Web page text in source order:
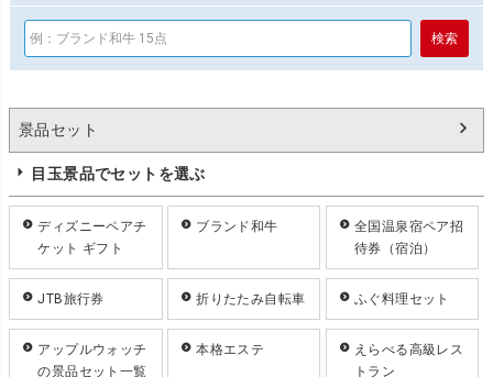
景品セット
目玉景品でセットを選ぶ
ディズニーペアチ
ケット ギフト
ブランド和牛
全国温泉宿ペア招
待券（宿泊）
JTB旅行券 折りたたみ自転車 ふぐ料理セット
アップルウォッチ
の景品セット一覧
本格エステ
えらべる高級レス
トラン